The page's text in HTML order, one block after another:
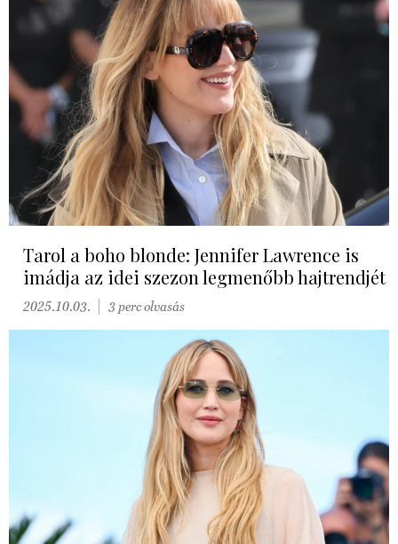
Tarol a boho blonde: Jennifer Lawrence is
imádja az idei szezon legmenőbb hajtrendjét
2025.10.03. 3 perc olvasás